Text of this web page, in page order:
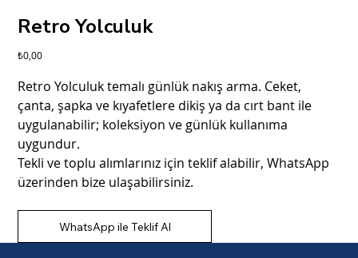
Retro Yolculuk
Fiyat
₺0,00
Retro Yolculuk temalı günlük nakış arma. Ceket,
çanta, şapka ve kıyafetlere dikiş ya da cırt bant ile
uygulanabilir; koleksiyon ve günlük kullanıma
uygundur.
Tekli ve toplu alımlarınız için teklif alabilir, WhatsApp
üzerinden bize ulaşabilirsiniz.
WhatsApp ile Teklif Al